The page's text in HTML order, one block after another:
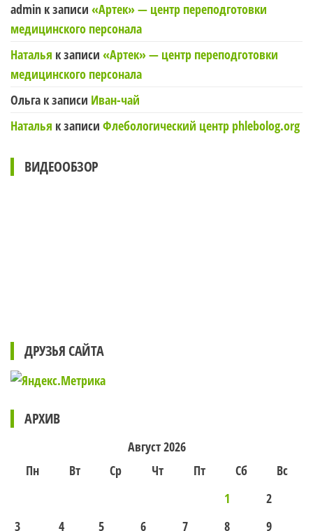
admin к записи «Артек» — центр переподготовки
медицинского персонала
Наталья к записи «Артек» — центр переподготовки
медицинского персонала
Ольга к записи Иван-чай
Наталья к записи Флебологический центр phlebolog.org
ВИДЕООБЗОР
ДРУЗЬЯ САЙТА
АРХИВ
Август 2026
Пн
Вт Ср Чт Пт Сб
Вс
1
2
3
4 5 6 7 8 9